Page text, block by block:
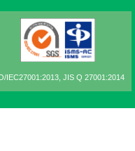
IEC27001:2013, JIS Q 27001:2014